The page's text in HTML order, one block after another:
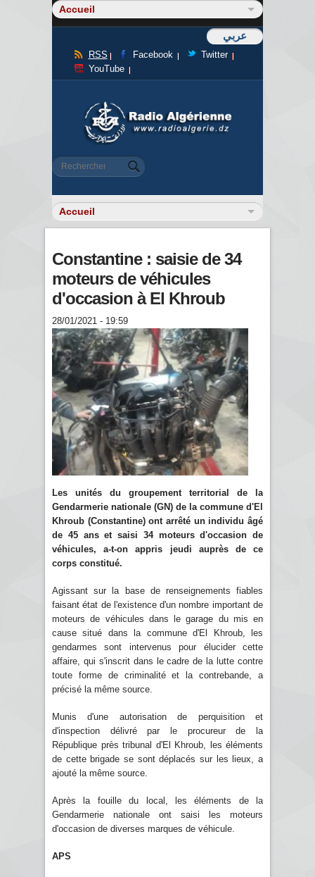
عربي
RSS Facebook
Twitter
YouTube
Formulaire de recherche
Rechercher
Constantine : saisie de 34
moteurs de véhicules
d'occasion à El Khroub
28/01/2021 - 19:59
Les unités du groupement territorial de la
Gendarmerie nationale (GN) de la commune d'El
Khroub (Constantine) ont arrêté un individu âgé
de 45 ans et saisi 34 moteurs d'occasion de
véhicules, a-t-on appris jeudi auprès de ce
corps constitué.
Agissant sur la base de renseignements fiables
faisant état de l'existence d'un nombre important de
moteurs de véhicules dans le garage du mis en
cause situé dans la commune d'El Khroub, les
gendarmes sont intervenus pour élucider cette
affaire, qui s'inscrit dans le cadre de la lutte contre
toute forme de criminalité et la contrebande, a
précisé la même source.
Munis d'une autorisation de perquisition et
d'inspection délivré par le procureur de la
République près tribunal d'El Khroub, les éléments
de cette brigade se sont déplacés sur les lieux, a
ajouté la même source.
Après la fouille du local, les éléments de la
Gendarmerie nationale ont saisi les moteurs
d'occasion de diverses marques de véhicule.
APS